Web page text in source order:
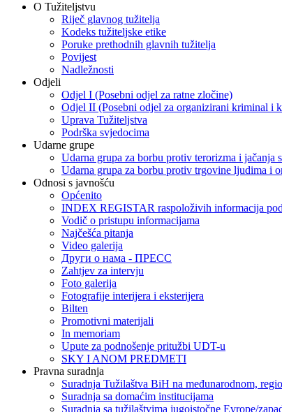
O Tužiteljstvu
Riječ glavnog tužitelja
Kodeks tužiteljske etike
Poruke prethodnih glavnih tužitelja
Povijest
Nadležnosti
Odjeli
Odjel I (Posebni odjel za ratne zločine)
Odjel II (Posebni odjel za organizirani kriminal i
Uprava Tužiteljstva
Podrška svjedocima
Udarne grupe
Udarna grupa za borbu protiv terorizma i jačanja
Udarna grupa za borbu protiv trgovine ljudima i
Odnosi s javnošću
Općenito
INDEX REGISTAR raspoloživih informacija
Vodič o pristupu informacijama
Najčešća pitanja
Video galerija
Други о нама - ПРЕСC
Zahtjev za intervju
Foto galerija
Fotografije interijera i eksterijera
Bilten
Promotivni materijali
In memoriam
Upute za podnošenje pritužbi UDT-u
SKY I ANOM PREDMETI
Pravna suradnja
Suradnja Tužilaštva BiH na međunarodnom,
Suradnja sa domaćim institucijama
Suradnja sa tužilaštvima jugoistočne Evrope/